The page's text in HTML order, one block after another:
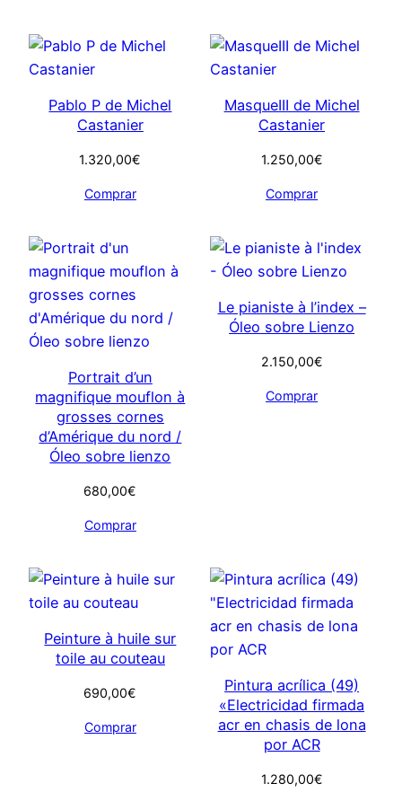
Pablo P de Michel
Castanier
1.320,00€
Comprar
MasqueIII de Michel
Castanier
1.250,00€
Comprar
Portrait d’un
magnifique mouflon à
grosses cornes
d’Amérique du nord /
Óleo sobre lienzo
680,00€
Comprar
Le pianiste à l’index –
Óleo sobre Lienzo
2.150,00€
Comprar
Peinture à huile sur
toile au couteau
690,00€
Comprar
Pintura acrílica (49)
«Electricidad firmada
acr en chasis de lona
por ACR
1.280,00€